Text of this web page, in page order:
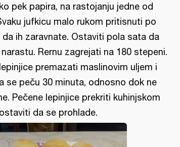
pek papira, na rastojanju jedne od
jufkicu malo rukom pritisnuti po
da ih zaravnate. Ostaviti pola sata da
narastu. Rernu zagrejati na 180 stepeni.
premazati maslinovim uljem i
se peču 30 minuta, odnosno dok ne
Pečene lepinjice prekriti kuhinjskom
da se prohlade.